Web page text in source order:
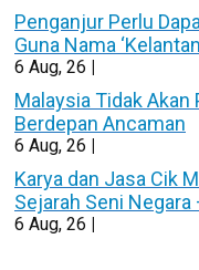
Penganjur Perlu
Guna Nama
6 Aug, 26 |
Malaysia Tidak Akan
Berdepan Ancaman
6 Aug, 26 |
Karya dan Jasa Cik
Sejarah Seni Negara
6 Aug, 26 |